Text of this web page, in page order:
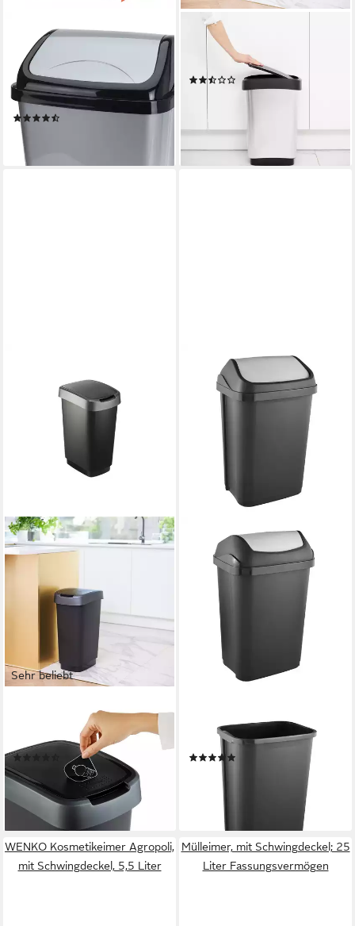
SPETEBO
Mülleimer Rechteckiger
Abfalleimer mit
Schwingdeckel, Kunststoff
Mülleimer in grau
14,95 €
lieferbar - in 3-4 Werktagen bei dir
ROTHO
Mülleimer Twist Mülleimer 25l
mit Deckel, Kunststoff (PP)
(2)
Sehr beliebt
Mülleimer Twist Mülleimer mit
Deckel 25l, Kunststoff (PP)
(54)
17,47 €
lieferbar - in 3-4 Werktagen bei dir
Mülleimer, Mülleimer 25L mit
Schwenkdeckel
18,45 €
lieferbar - in 2-3 Werktagen bei dir
WENKO Kosmetikeimer Agropoli,
mit Schwingdeckel, 5,5 Liter
Mülleimer, mit Schwingdeckel; 25
Liter Fassungsvermögen